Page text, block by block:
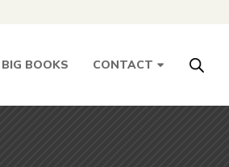
BIG BOOKS CONTACT